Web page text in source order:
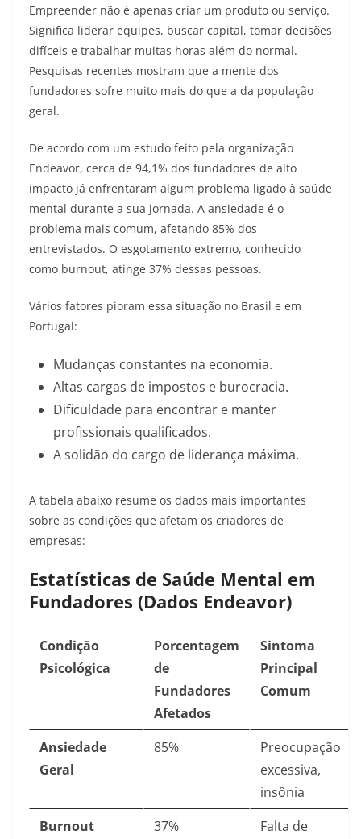
Empreender não é apenas criar um produto ou serviço.
Significa liderar equipes, buscar capital, tomar decisões
difíceis e trabalhar muitas horas além do normal.
Pesquisas recentes mostram que a mente dos
fundadores sofre muito mais do que a da população
geral.
De acordo com um estudo feito pela organização
Endeavor, cerca de 94,1% dos fundadores de alto
impacto já enfrentaram algum problema ligado à saúde
mental durante a sua jornada. A ansiedade é o
problema mais comum, afetando 85% dos
entrevistados. O esgotamento extremo, conhecido
como burnout, atinge 37% dessas pessoas.
Vários fatores pioram essa situação no Brasil e em
Portugal:
Mudanças constantes na economia.
Altas cargas de impostos e burocracia.
Dificuldade para encontrar e manter
profissionais qualificados.
A solidão do cargo de liderança máxima.
A tabela abaixo resume os dados mais importantes
sobre as condições que afetam os criadores de
empresas:
Estatísticas de Saúde Mental em
Fundadores (Dados Endeavor)
Condição
Psicológica
Porcentagem
de
Fundadores
Afetados
Sintoma
Principal
Comum
Ansiedade
Geral
85%
Preocupação
excessiva,
insônia
Burnout
37%
Falta de